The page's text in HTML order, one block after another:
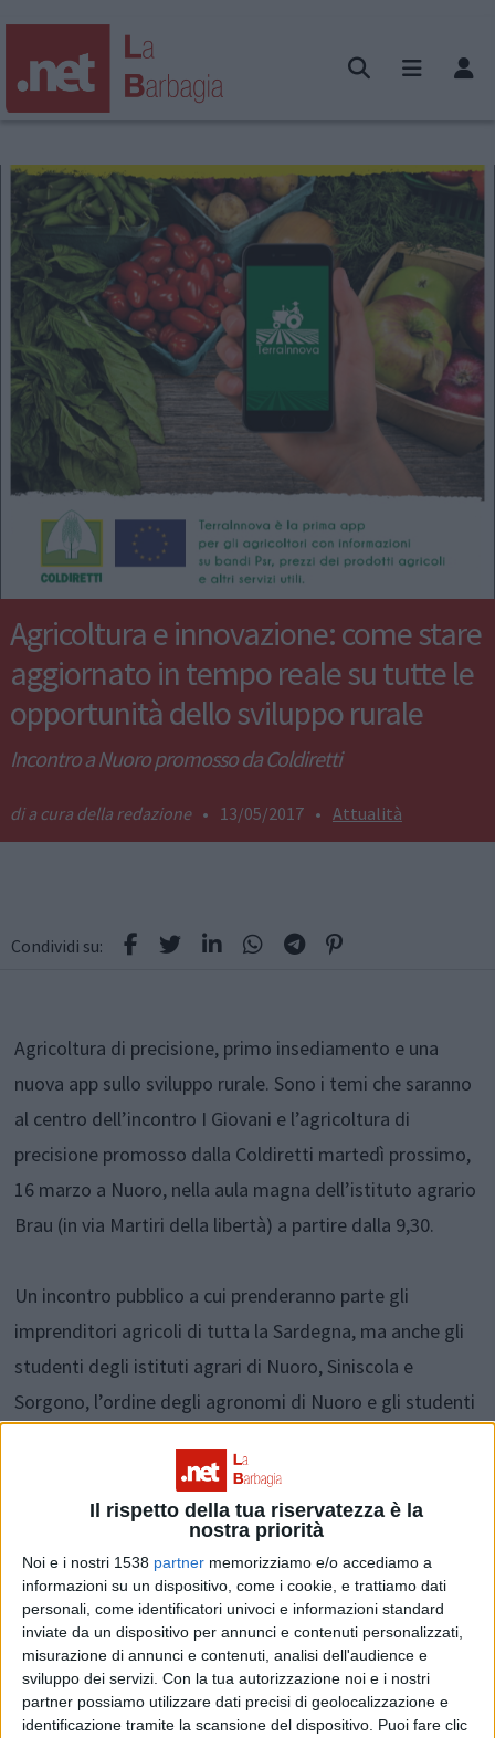
Il rispetto della tua riservatezza è la
nostra priorità
Noi e i nostri 1538 partner memorizziamo e/o accediamo a
informazioni su un dispositivo, come i cookie, e trattiamo dati
personali, come identificatori univoci e informazioni standard
inviate da un dispositivo per annunci e contenuti personalizzati,
misurazione di annunci e contenuti, analisi dell'audience e
sviluppo dei servizi. Con la tua autorizzazione noi e i nostri
partner possiamo utilizzare dati precisi di geolocalizzazione e
identificazione tramite la scansione del dispositivo. Puoi fare clic
Agricoltura e innovazione: come stare
aggiornato in tempo reale su tutte le
opportunità dello sviluppo rurale
Incontro a Nuoro promosso da Coldiretti
a cura della redazione • 13/05/2017 • Attualità
Condividi su:
Agricoltura di precisione, primo insediamento e una
nuova app sullo sviluppo rurale. Sono i temi che saranno
al centro dell’incontro I Giovani e l’agricoltura di
precisione promosso dalla Coldiretti martedì prossimo,
16 marzo a Nuoro, nella aula magna dell’istituto agrario
Brau (in via Martiri della libertà) a partire dalla 9,30.
Un incontro pubblico a cui prenderanno parte gli
imprenditori agricoli di tutta la Sardegna, ma anche gli
studenti degli istituti agrari di Nuoro, Siniscola e
Sorgono, l’ordine degli agronomi di Nuoro e gli studenti
Un appuntamento atteso soprattutto dai giovani in
quanto si tratteranno argomenti a loro vicini. A
cominciare dall’agricoltura di precisione che sarà
presentata da Alfonso Orefice di Coldiretti Sardegna e
dal professore Filippo Gambella dell’Università di
Sassari.